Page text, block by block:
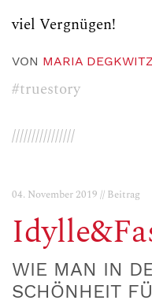
viel Vergnügen!
VON MARIA
#truestory
////////////////
04. November 2019 // Beitrag
WIE MAN IN
SCHÖNHEIT